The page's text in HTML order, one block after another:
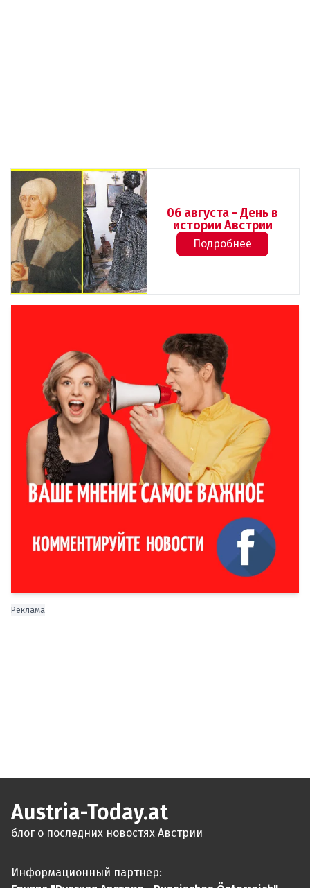
06 августа - День в
истории Австрии
Подробнее
Реклама
Austria-Today.at
блог о последних новостях Австрии
Информационный партнер: